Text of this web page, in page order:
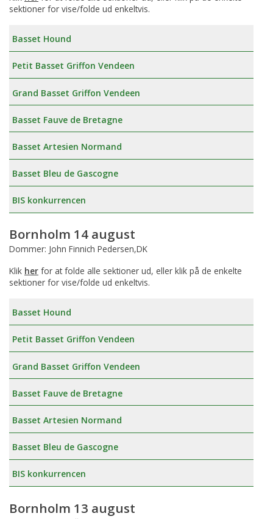
sektioner for vise/folde ud enkeltvis.
Basset Hound
Petit Basset Griffon Vendeen
Grand Basset Griffon Vendeen
Basset Fauve de Bretagne
Basset Artesien Normand
Basset Bleu de Gascogne
BIS konkurrencen
Bornholm 14 august
Dommer: John Finnich Pedersen,DK
Klik her for at folde alle sektioner ud, eller klik på de enkelte
sektioner for vise/folde ud enkeltvis.
Basset Hound
Petit Basset Griffon Vendeen
Grand Basset Griffon Vendeen
Basset Fauve de Bretagne
Basset Artesien Normand
Basset Bleu de Gascogne
BIS konkurrencen
Bornholm 13 august